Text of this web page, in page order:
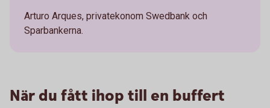
Arturo Arques, privatekonom Swedbank och
Sparbankerna.
När du fått ihop till en buffert